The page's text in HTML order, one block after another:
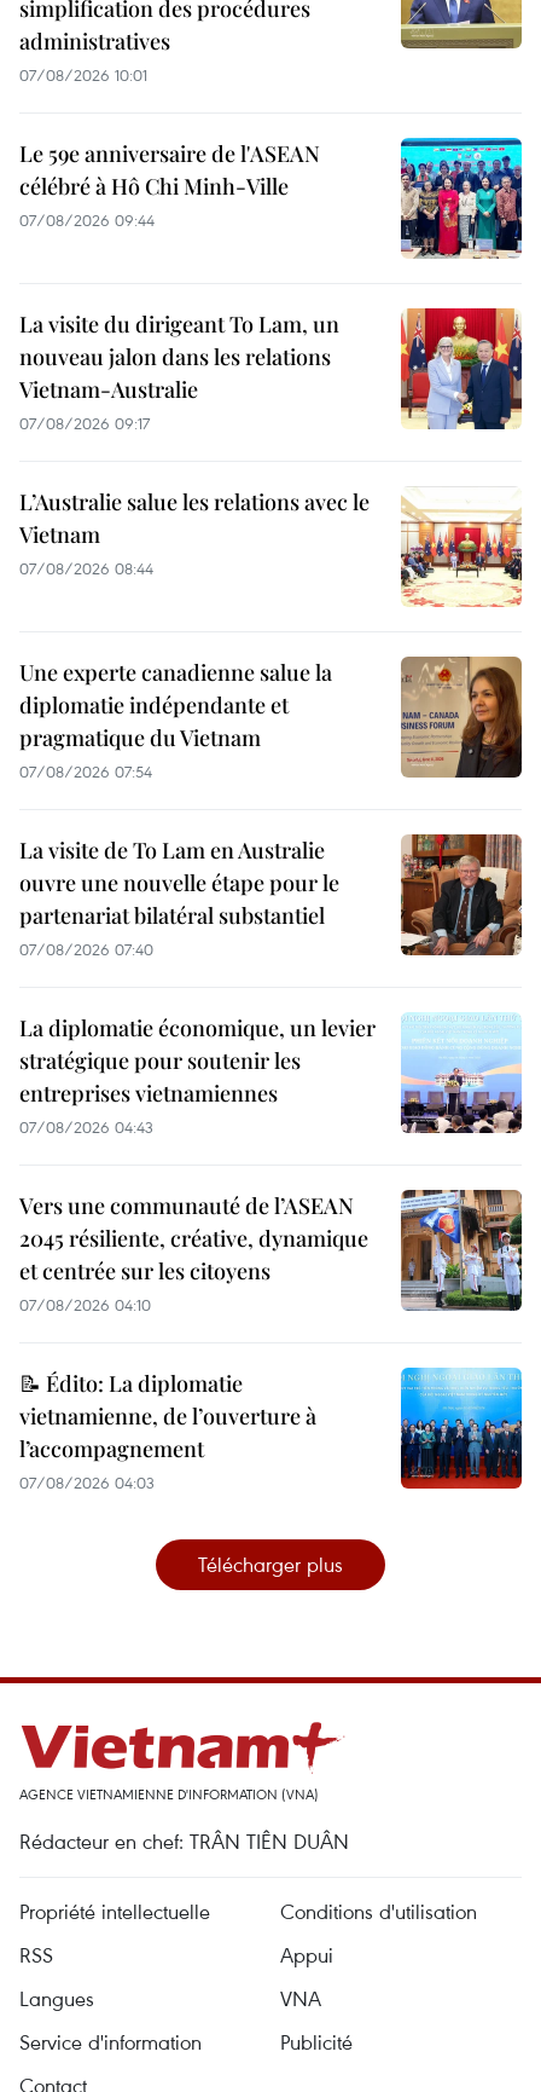
simplification des procédures
administratives
07/08/2026 10:01
Le 59e anniversaire de l'ASEAN
célébré à Hô Chi Minh-Ville
07/08/2026 09:44
La visite du dirigeant To Lam, un
nouveau jalon dans les relations
Vietnam-Australie
07/08/2026 09:17
L’Australie salue les relations avec le
Vietnam
07/08/2026 08:44
Une experte canadienne salue la
diplomatie indépendante et
pragmatique du Vietnam
07/08/2026 07:54
La visite de To Lam en Australie
ouvre une nouvelle étape pour le
partenariat bilatéral substantiel
07/08/2026 07:40
La diplomatie économique, un levier
stratégique pour soutenir les
entreprises vietnamiennes
07/08/2026 04:43
Vers une communauté de l’ASEAN
2045 résiliente, créative, dynamique
et centrée sur les citoyens
07/08/2026 04:10
📝 Édito: La diplomatie
vietnamienne, de l’ouverture à
l’accompagnement
07/08/2026 04:03
Télécharger plus
AGENCE VIETNAMIENNE D'INFORMATION (VNA)
Rédacteur en chef: TRÂN TIÊN DUÂN
Propriété intellectuelle
Conditions d'utilisation
RSS
Appui
Langues
VNA
Service d'information
Publicité
Contact